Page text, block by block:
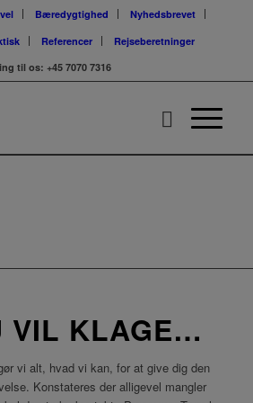
Bæredygtighed
Nyhedsbrevet
Referencer
Rejseberetninger
til os:+45 7070 7316
VIL KLAGE…
vi alt, hvad vi kan, for at give dig den
Konstateres der alligevel mangler